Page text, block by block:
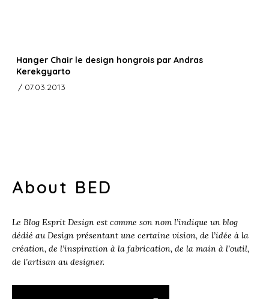
Hanger Chair le design hongrois par Andras
Kerekgyarto
/ 07.03.2013
About BED
Le Blog Esprit Design est comme son nom l’indique un blog
dédié au Design présentant une certaine vision, de l’idée à la
création, de l’inspiration à la fabrication, de la main à l’outil,
de l’artisan au designer.